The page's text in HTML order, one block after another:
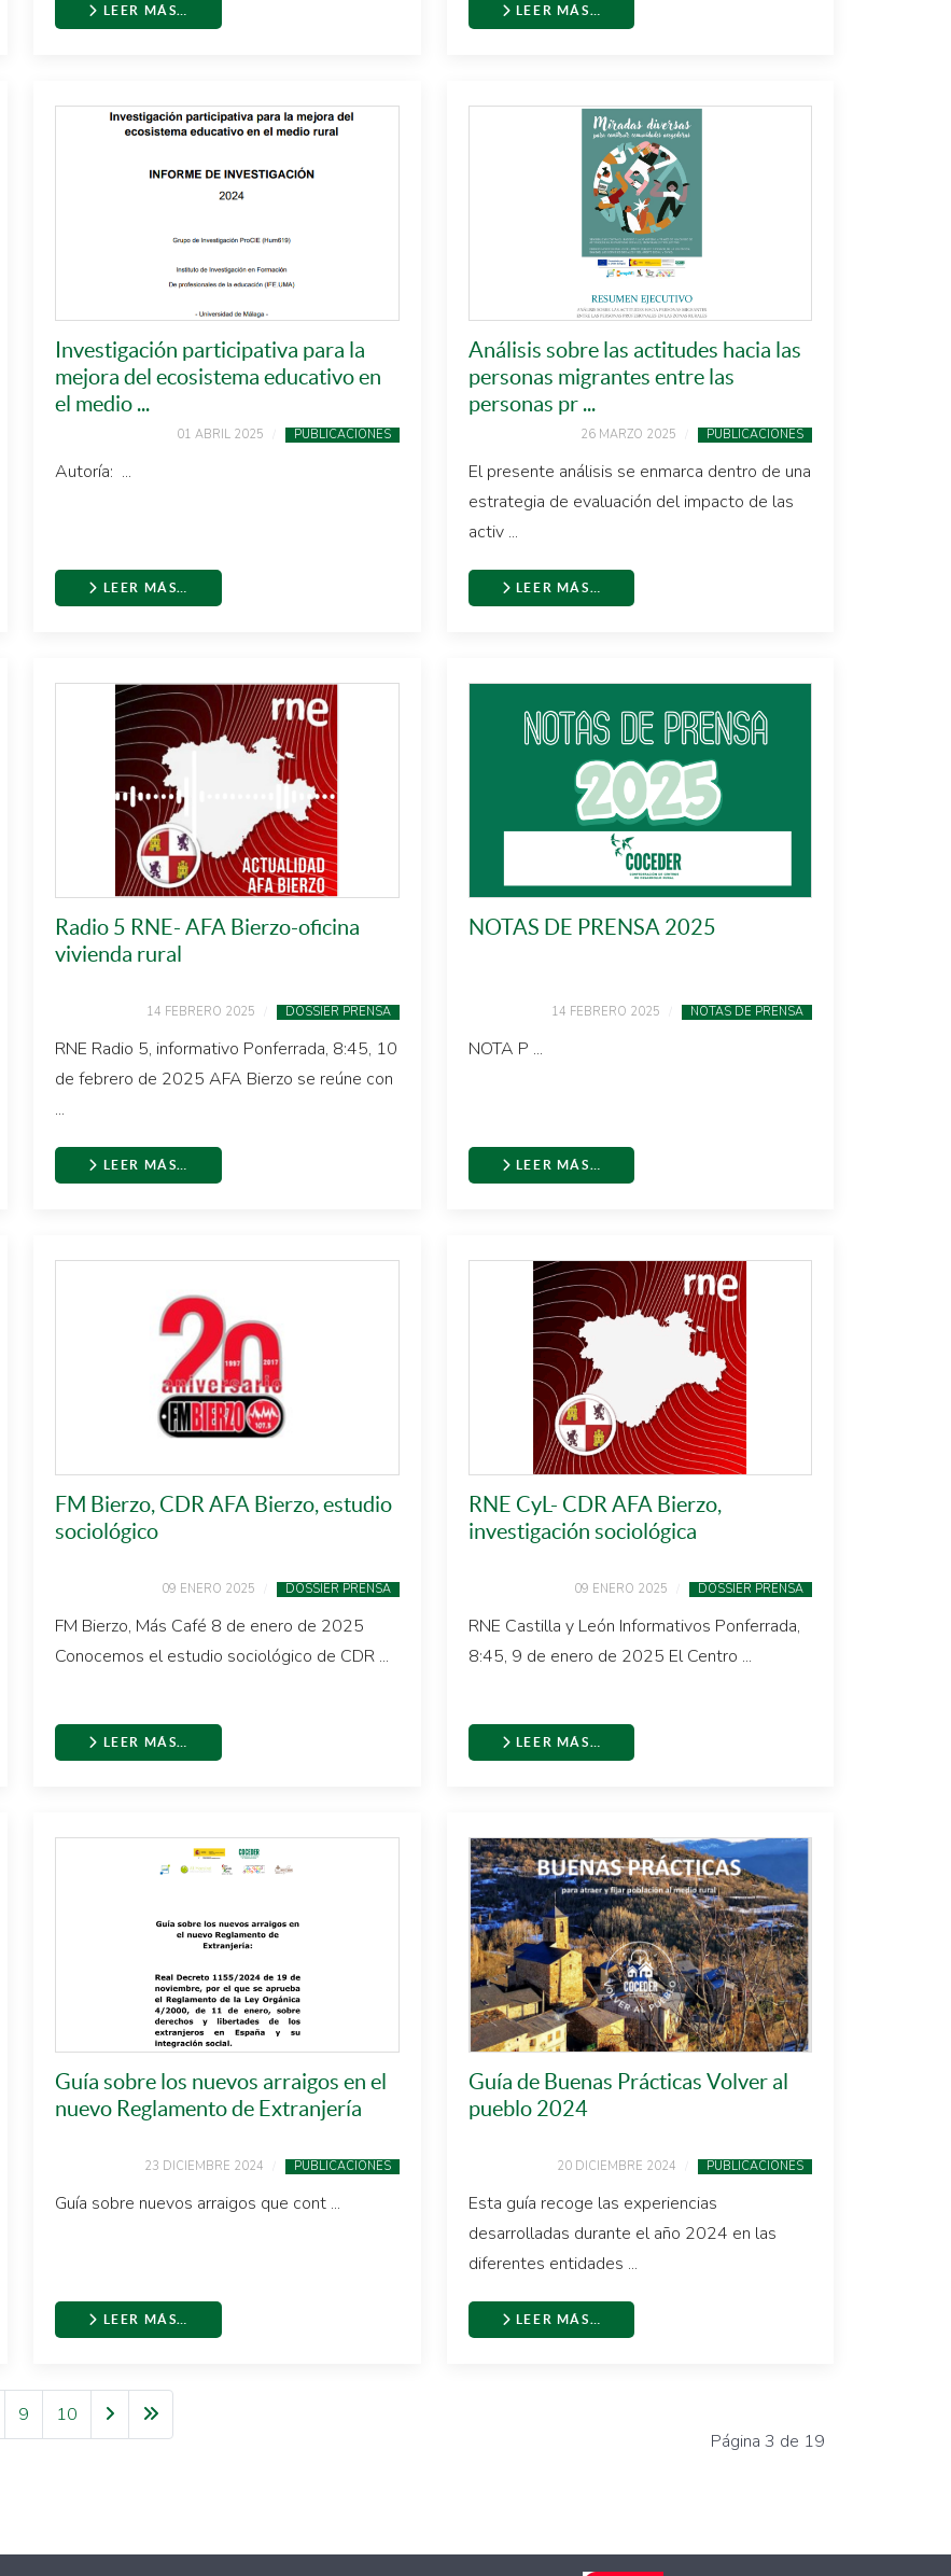
LEER MÁS… LEER MÁS…
Investigación participativa para la
mejora del ecosistema educativo en
el medio ...
01 ABRIL 2025 PUBLICACIONES
Autoría: ...
LEER MÁS…
Análisis sobre las actitudes hacia las
personas migrantes entre las
personas pr ...
26 MARZO 2025 PUBLICACIONES
El presente análisis se enmarca dentro de una
estrategia de evaluación del impacto de las
activ ...
LEER MÁS…
Radio 5 RNE- AFA Bierzo-oficina
vivienda rural
14 FEBRERO 2025 DOSSIER PRENSA
RNE Radio 5, informativo Ponferrada, 8:45, 10
de febrero de 2025 AFA Bierzo se reúne con
...
LEER MÁS…
NOTAS DE PRENSA 2025
14 FEBRERO 2025 NOTAS DE PRENSA
NOTA P ...
LEER MÁS…
FM Bierzo, CDR AFA Bierzo, estudio
sociológico
09 ENERO 2025 DOSSIER PRENSA
FM Bierzo, Más Café 8 de enero de 2025
Conocemos el estudio sociológico de CDR ...
LEER MÁS…
RNE CyL- CDR AFA Bierzo,
investigación sociológica
09 ENERO 2025 DOSSIER PRENSA
RNE Castilla y León Informativos Ponferrada,
8:45, 9 de enero de 2025 El Centro ...
LEER MÁS…
Guía sobre los nuevos arraigos en el
nuevo Reglamento de Extranjería
23 DICIEMBRE 2024 PUBLICACIONES
Guía sobre nuevos arraigos que cont ...
LEER MÁS…
Guía de Buenas Prácticas Volver al
pueblo 2024
20 DICIEMBRE 2024 PUBLICACIONES
Esta guía recoge las experiencias
desarrolladas durante el año 2024 en las
diferentes entidades ...
LEER MÁS…
Página 3 de 19
9 10